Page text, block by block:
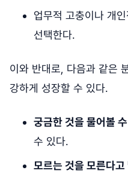
업무적 고충이나 개
선택한다.
이와 반대로, 다음과 같은
강하게 성장할 수 있다.
궁금한 것을 물어볼
수 있다.
모르는 것을 모른다